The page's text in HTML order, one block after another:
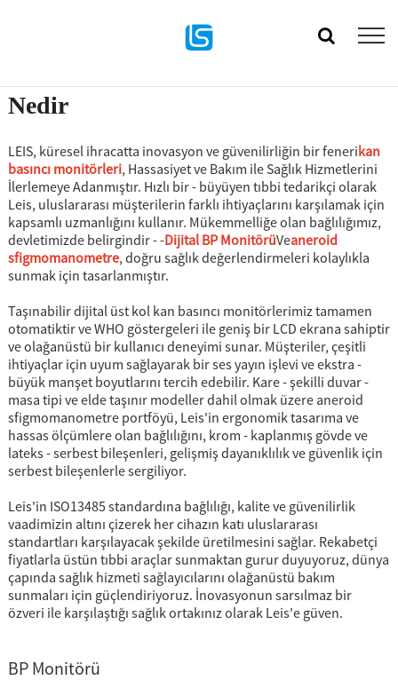
Nedir
LEIS, küresel ihracatta inovasyon ve güvenilirliğin bir fenerikan
basıncı monitörleri, Hassasiyet ve Bakım ile Sağlık Hizmetlerini
İlerlemeye Adanmıştır. Hızlı bir - büyüyen tıbbi tedarikçi olarak
Leis, uluslararası müşterilerin farklı ihtiyaçlarını karşılamak için
kapsamlı uzmanlığını kullanır. Mükemmelliğe olan bağlılığımız,
devletimizde belirgindir - -Dijital BP MonitörüVeaneroid
sfigmomanometre, doğru sağlık değerlendirmeleri kolaylıkla
sunmak için tasarlanmıştır.
Taşınabilir dijital üst kol kan basıncı monitörlerimiz tamamen
otomatiktir ve WHO göstergeleri ile geniş bir LCD ekrana sahiptir
ve olağanüstü bir kullanıcı deneyimi sunar. Müşteriler, çeşitli
ihtiyaçlar için uyum sağlayarak bir ses yayın işlevi ve ekstra -
büyük manşet boyutlarını tercih edebilir. Kare - şekilli duvar -
masa tipi ve elde taşınır modeller dahil olmak üzere aneroid
sfigmomanometre portföyü, Leis'in ergonomik tasarıma ve
hassas ölçümlere olan bağlılığını, krom - kaplanmış gövde ve
lateks - serbest bileşenleri, gelişmiş dayanıklılık ve güvenlik için
serbest bileşenlerle sergiliyor.
Leis'in ISO13485 standardına bağlılığı, kalite ve güvenilirlik
vaadimizin altını çizerek her cihazın katı uluslararası
standartları karşılayacak şekilde üretilmesini sağlar. Rekabetçi
fiyatlarla üstün tıbbi araçlar sunmaktan gurur duyuyoruz, dünya
çapında sağlık hizmeti sağlayıcılarını olağanüstü bakım
sunmaları için güçlendiriyoruz. İnovasyonun sarsılmaz bir
özveri ile karşılaştığı sağlık ortakınız olarak Leis'e güven.
BP Monitörü